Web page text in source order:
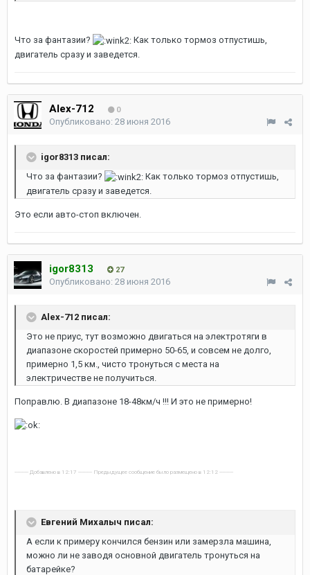
Что за фантазии?
Как только тормоз отпустишь,
двигатель сразу и заведется.
Alex-712 0
Опубликовано: 28 июня 2016
igor8313 писал:
Что за фантазии?
Как только тормоз отпустишь,
двигатель сразу и заведется.
Это если авто-стоп включен.
igor8313 27
Опубликовано: 28 июня 2016
Alex-712 писал:
Это не приус, тут возможно двигаться на электротяги в
диапазоне скоростей примерно 50-65, и совсем не долго,
примерно 1,5 км., чисто тронуться с места на
электричестве не получиться.
Поправлю. В диапазоне 18-48км/ч !!! И это не примерно!
---------- Добавлено в 12:17 ---------- Предыдущее сообщение было размещено в 12:12 ----------
Евгений Михалыч писал:
А если к примеру кончился бензин или замерзла машина,
можно ли не заводя основной двигатель тронуться на
батарейке?